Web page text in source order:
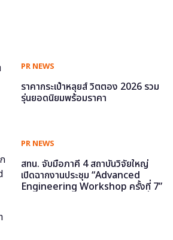
PR NEWS
ราคากระเป๋าหลุยส์ วิตตอง 2026 รวม
รุ่นยอดนิยมพร้อมราคา
PR NEWS
สทน. จับมือภาคี 4 สถาบันวิจัยใหญ่
เปิดฉากงานประชุม “Advanced
Engineering Workshop ครั้งที่ 7”